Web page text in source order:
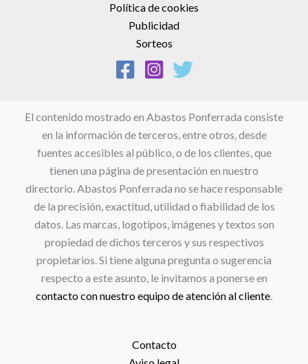
Política de cookies
Publicidad
Sorteos
El contenido mostrado en Abastos Ponferrada consiste
en la información de terceros, entre otros, desde
fuentes accesibles al público, o de los clientes, que
tienen una página de presentación en nuestro
directorio. Abastos Ponferrada no se hace responsable
de la precisión, exactitud, utilidad o fiabilidad de los
datos. Las marcas, logotipos, imágenes y textos son
propiedad de dichos terceros y sus respectivos
propietarios. Si tiene alguna pregunta o sugerencia
respecto a este asunto, le invitamos a ponerse en
contacto con nuestro equipo de atención al cliente.
Contacto